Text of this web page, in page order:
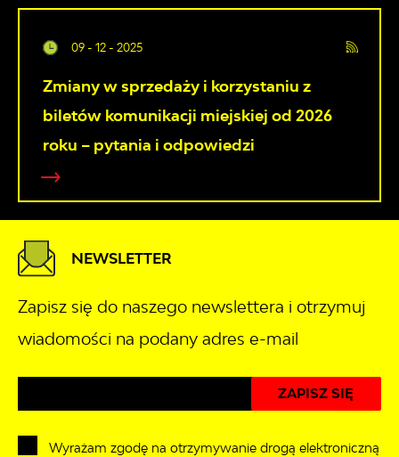
09 - 12 - 2025
Zmiany w sprzedaży i korzystaniu z
biletów komunikacji miejskiej od 2026
roku – pytania i odpowiedzi
NEWSLETTER
Zapisz się do naszego newslettera i otrzymuj
wiadomości na podany adres e-mail
Wyrażam zgodę na otrzymywanie drogą elektroniczną